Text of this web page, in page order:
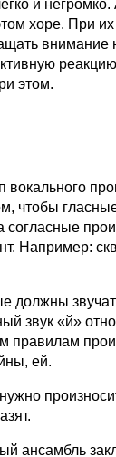
и
хоре. При
внимание
этом.
вокального
чтобы
согласные
Например:
должны
звук «й»
правилам
ей.
ансамбль